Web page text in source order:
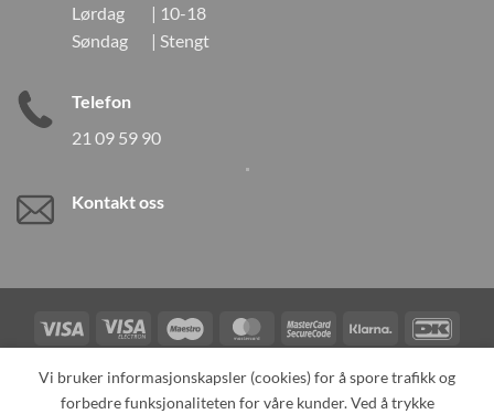
Lørdag | 10-18
Søndag | Stengt
Telefon
21 09 59 90
Kontakt oss
Visa
Visa
Electron
Maestro MasterCardMasterCard
2
Klarna
Card
TILBAKEKALLINGER KONTAKT OSS OM OSS
Vi bruker informasjonskapsler (cookies) for å spore trafikk og
forbedre funksjonaliteten for våre kunder. Ved å trykke